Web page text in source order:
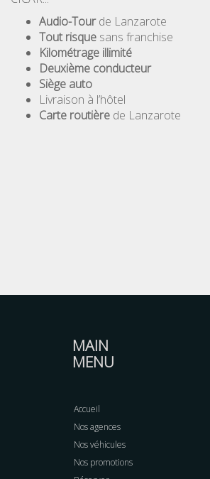
Audio-Tourde Lanzarote
Tout risque sans franchise
Kilométrage illimité
Deuxième conducteur
Siège auto
Livraison à l’hôtel
Carte routière de Lanzarote
MAIN
MENU
Accueil
Nos agences
Nos véhicules
Nos promotions